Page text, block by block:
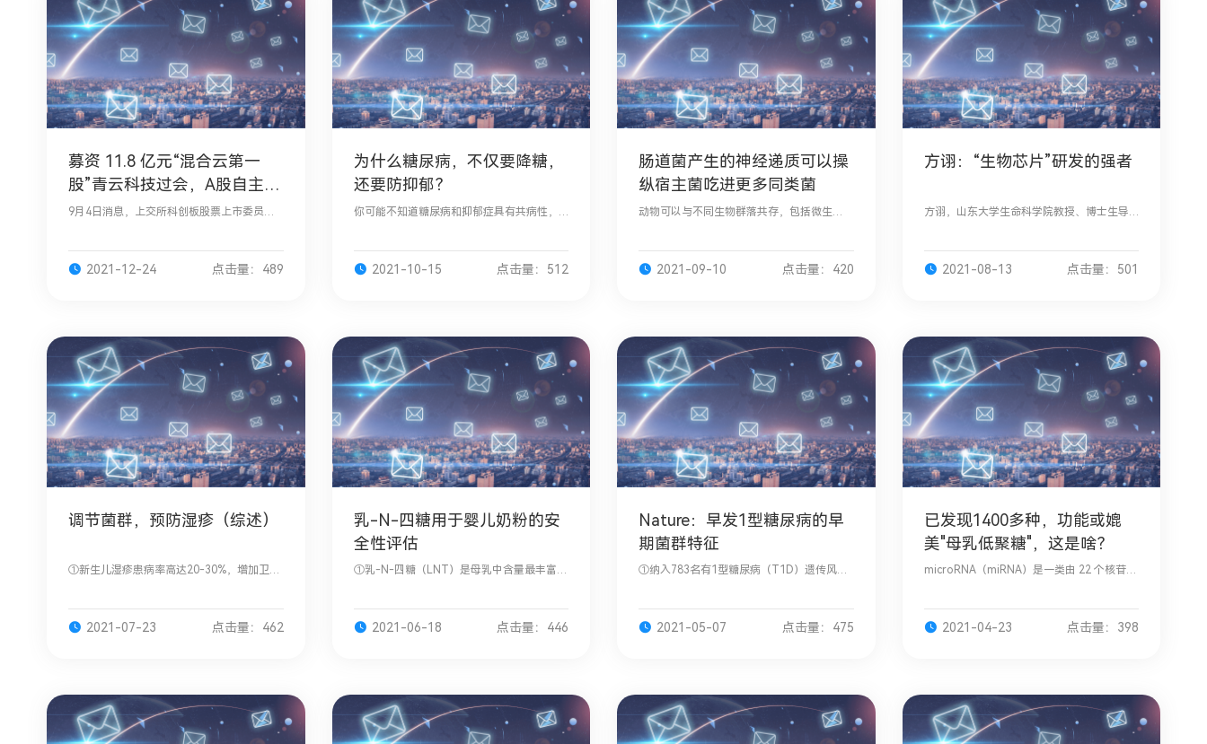
募资 11.8 亿元“混合云第一
股”青云科技过会，A股自主可
控再添新军
9月4日消息，上交所科创板股票上市委员会
通过，意味着
2021-12-24 点击量：489
为什么糖尿病，不仅要降糖，
还要防抑郁？
你可能不知道糖尿病和抑郁症具有共病性，
数的1/3。与未患糖尿病的人相比，糖尿病患
者
2021-10-15 点击量：512
肠道菌产生的神经递质可以操
纵宿主菌吃进更多同类菌
动物可以与不同生物群落共存，包括微生
宿主的神经系统活动和行为，然而，微生物
影响宿主大
2021-09-10 点击量：420
方诩：“生物芯片”研发的强者
方诩，山东大学生命科学院教授、博士生导
领域具有较强代表性。前不久，“泰山
2021-08-13 点击量：501
调节菌群，预防湿疹（综述）
①新生儿湿疹患病率高达20-30%，增加卫生
是产前母亲还是产后婴儿补充益生菌，主要
是
2021-07-23 点击量：462
乳-N-四糖用于婴儿奶粉的安
全性评估
①乳-N-四糖（LNT）是母乳中含量最丰富的
同）用于婴儿奶粉的安全性，进
2021-06-18 点击量：446
Nature：早发1型糖尿病的早
期菌群特征
①纳入783名有1型糖尿病（T1D）遗传风险
菌群中，与细菌发酵和短链脂肪酸生物合成
相关2021-05-07 点击量：475
已发现1400多种，功能或媲
美"母乳低聚糖"，这是啥？
microRNA（miRNA）是一类由 22 个核苷酸
了最新一期Nature
2021-04-23 点击量：398